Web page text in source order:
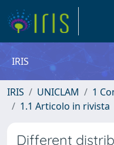
IRIS
IRIS UNICLAM
1
1.1 Articolo in rivista
Different